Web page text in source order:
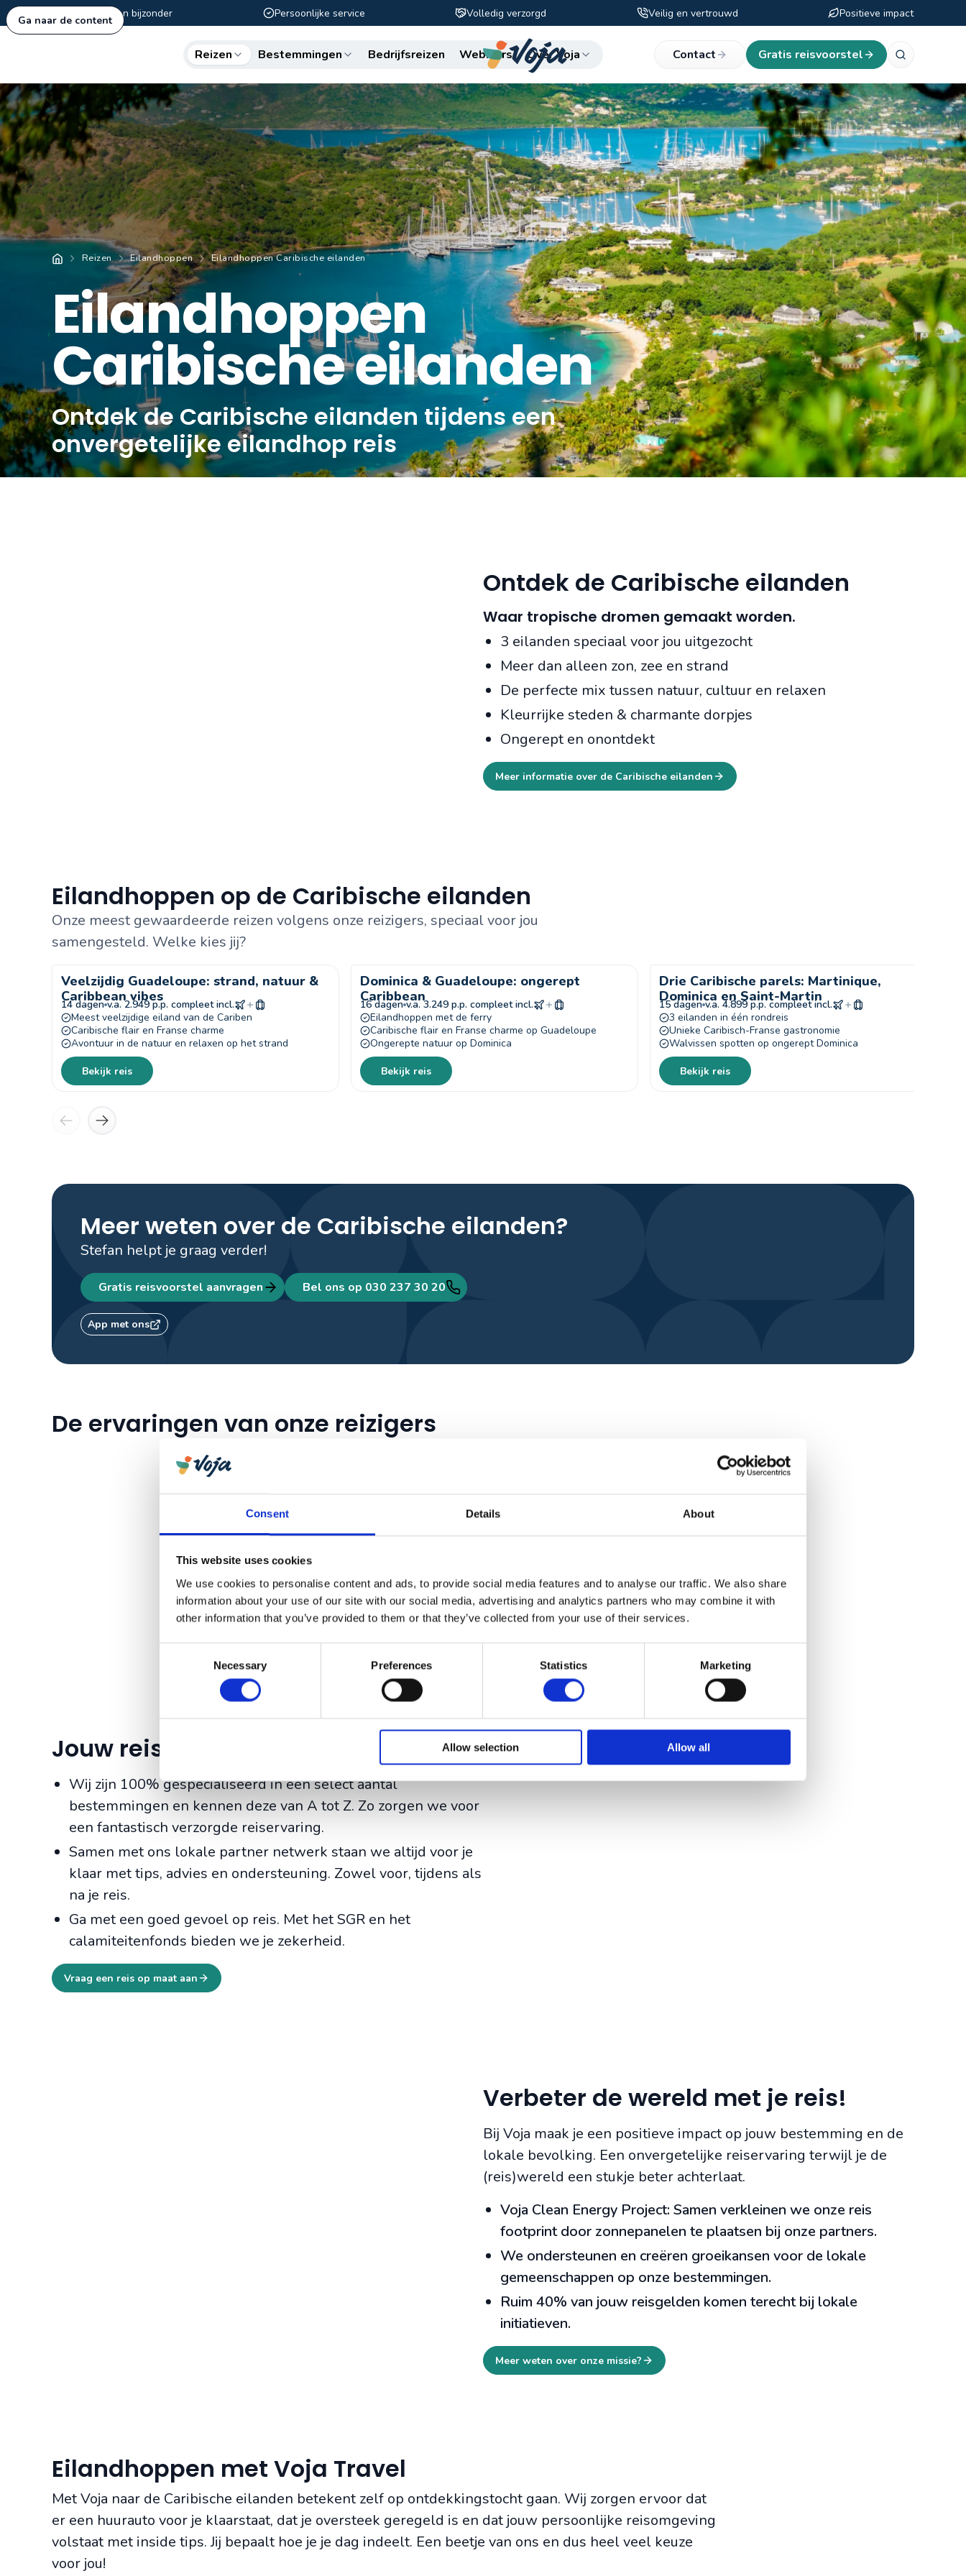
Consent Details About
This website uses cookies
We use cookies to personalise content and ads, to provide social media features and to analyse our traffic. We also share
information about your use of our site with our social media, advertising and analytics partners who may combine it with
other information that you’ve provided to them or that they’ve collected from your use of their services.
Necessary Preferences Statistics Marketing
Allow selection Allow all
Ga naar de content
Authentiek en bijzonder Persoonlijke service Volledig verzorgd Veilig en vertrouwd Positieve impact
Reizen Bestemmingen Bedrijfsreizen Webinars Over Voja Contact Gratis reisvoorstel
Reizen Eilandhoppen Eilandhoppen Caribische eilanden
Eilandhoppen
Caribische eilanden
Ontdek de Caribische eilanden tijdens een
onvergetelijke eilandhop reis
Ontdek de Caribische eilanden
Waar tropische dromen gemaakt worden.
3 eilanden speciaal voor jou uitgezocht
Meer dan alleen zon, zee en strand
De perfecte mix tussen natuur, cultuur en relaxen
Kleurrijke steden & charmante dorpjes
Ongerept en onontdekt
Meer informatie over de Caribische eilanden
Eilandhoppen op de Caribische eilanden
Onze meest gewaardeerde reizen volgens onze reizigers, speciaal voor jou
samengesteld. Welke kies jij?
Veelzijdig Guadeloupe: strand, natuur &
Caribbean vibes
14 dagen v.a. 2.949 p.p. compleet incl.
Meest veelzijdige eiland van de Cariben
Caribische flair en Franse charme
Avontuur in de natuur en relaxen op het strand
Bekijk reis
Dominica & Guadeloupe: ongerept
Caribbean
16 dagen v.a. 3.249 p.p. compleet incl.
Eilandhoppen met de ferry
Caribische flair en Franse charme op Guadeloupe
Ongerepte natuur op Dominica
Bekijk reis
Drie Caribische parels: Martinique,
Dominica en Saint-Martin
15 dagen v.a. 4.899 p.p. compleet incl.
3 eilanden in één rondreis
Unieke Caribisch-Franse gastronomie
Walvissen spotten op ongerept Dominica
Bekijk reis
Meer weten over de Caribische eilanden?
Stefan helpt je graag verder!
Gratis reisvoorstel aanvragen Bel ons op 030 237 30 20
App met ons
De ervaringen van onze reizigers
Jouw reis tot in de puntjes geregeld
Wij zijn 100% gespecialiseerd in een select aantal
bestemmingen en kennen deze van A tot Z. Zo zorgen we voor
een fantastisch verzorgde reiservaring.
Samen met ons lokale partner netwerk staan we altijd voor je
klaar met tips, advies en ondersteuning. Zowel voor, tijdens als
na je reis.
Ga met een goed gevoel op reis. Met het SGR en het
calamiteitenfonds bieden we je zekerheid.
Vraag een reis op maat aan
Verbeter de wereld met je reis!
Bij Voja maak je een positieve impact op jouw bestemming en de
lokale bevolking. Een onvergetelijke reiservaring terwijl je de
(reis)wereld een stukje beter achterlaat.
Voja Clean Energy Project: Samen verkleinen we onze reis
footprint door zonnepanelen te plaatsen bij onze partners.
We ondersteunen en creëren groeikansen voor de lokale
gemeenschappen op onze bestemmingen.
Ruim 40% van jouw reisgelden komen terecht bij lokale
initiatieven.
Meer weten over onze missie?
Eilandhoppen met Voja Travel
Met Voja naar de Caribische eilanden betekent zelf op ontdekkingstocht gaan. Wij zorgen ervoor dat
er een huurauto voor je klaarstaat, dat je oversteek geregeld is en dat jouw persoonlijke reisomgeving
volstaat met inside tips. Jij bepaalt hoe je je dag indeelt. Een beetje van ons en dus heel veel keuze
voor jou!
Zoeken